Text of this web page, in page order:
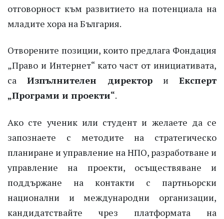
отговорност към развитието на потенциала на
младите хора на България.
Отворените позиции, които предлага Фондация
„Право и Интернет“ като част от инициативата,
саИзпълнителен директори Експерт
„Програми и проекти“.
Ако сте ученик или студент и желаете да се
запознаете с методите на стратегическо
планиране и управление на НПО, разработване и
управление на проекти, осъществяване и
поддържане на контакти с партньорски
национални и международни организации,
кандидатствайте чрез платформата на